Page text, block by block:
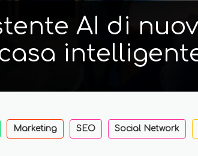
AI di
Marketing SEO Social Network